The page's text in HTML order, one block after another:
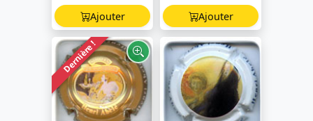
Ajouter Ajouter
Dernière !